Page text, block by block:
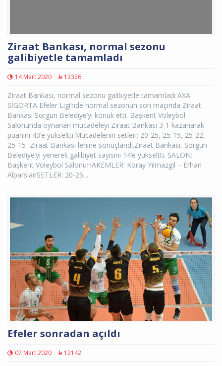
Ziraat Bankası, normal sezonu
galibiyetle tamamladı
14 Mart 2020 13326
Ziraat Bankası, normal sezonu galibiyetle tamamladı AXA
SİGORTA Efeler Ligi’nde normal sezonun son maçında Ziraat
Bankası Sorgun Belediye’yi konuk etti. Başkent Voleybol
Salonunda oynanan mücadeleyi Ziraat Bankası 3-1 kazanarak
puanını 43’e yükseltti.Mücadelenin setleri; 20-25, 25-15, 25-22,
25-15 Ziraat Bankası lehine sonuçlandı.Ziraat Bankası, Sorgun
Belediye’yi yenerek galibiyet sayısını 14’e yükseltti. SALON:
Başkent Voleybol SalonuHAKEMLER: Koray Yılmazgil – Erhan
AlparslanSETLER: 20-25,...
Efeler sonradan açıldı
07 Mart 2020 12142